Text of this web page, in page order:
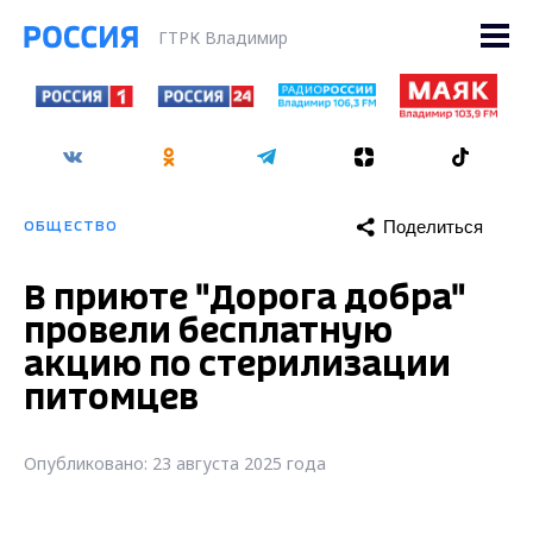
ГТРК Владимир
ОБЩЕСТВО Поделиться
В приюте "Дорога добра"
провели бесплатную
акцию по стерилизации
питомцев
Опубликовано: 23 августа 2025 года